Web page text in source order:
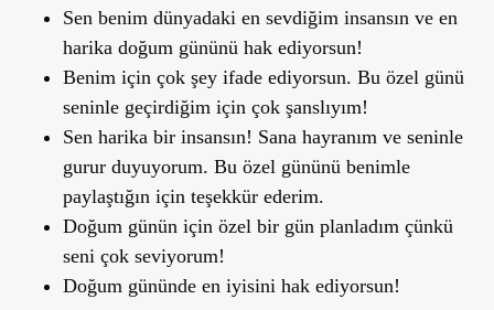
Sen benim dünyadaki en sevdiğim insansın ve en
harika doğum gününü hak ediyorsun!
Benim için çok şey ifade ediyorsun. Bu özel günü
seninle geçirdiğim için çok şanslıyım!
Sen harika bir insansın! Sana hayranım ve seninle
gurur duyuyorum. Bu özel gününü benimle
paylaştığın için teşekkür ederim.
Doğum günün için özel bir gün planladım çünkü
seni çok seviyorum!
Doğum gününde en iyisini hak ediyorsun!